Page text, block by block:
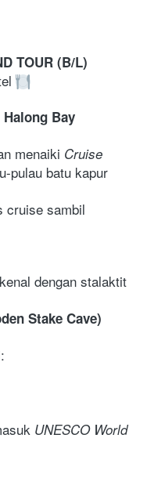
TOUR (B/L)
Halong Bay
menaiki Cruise
pulau batu kapur
cruise sambil
dengan stalaktit
Stake Cave)
UNESCO World